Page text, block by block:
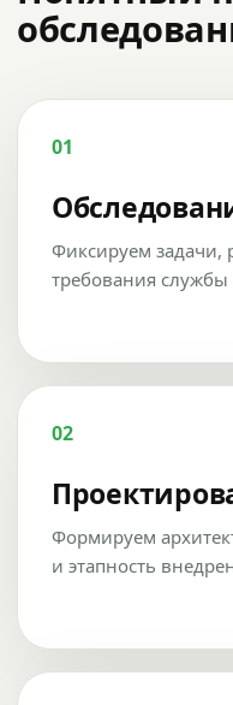
01
Фиксируем задачи,
требования службы
02
Формируем
и этапность